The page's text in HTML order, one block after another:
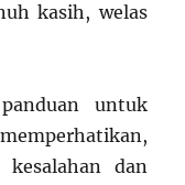
kasih, welas
untuk
kesalahan dan